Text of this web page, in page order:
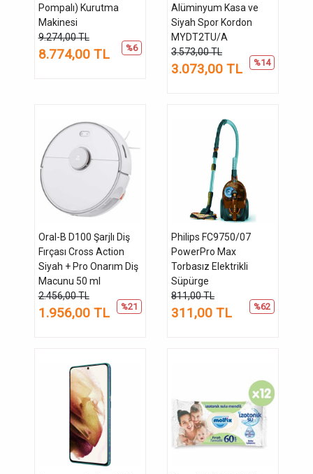
Pompalı) Kurutma
Makinesi
9.274,00 TL
%6
8.774,00 TL
Alüminyum Kasa ve
Siyah Spor Kordon
MYDT2TU/A
3.573,00 TL
%14
3.073,00 TL
Oral-B D100 Şarjlı Diş
Fırçası Cross Action
Siyah + Pro Onarım Diş
Macunu 50 ml
2.456,00 TL
%21
1.956,00 TL
Philips FC9750/07
PowerPro Max
Torbasız Elektrikli
Süpürge
811,00 TL
%62
311,00 TL